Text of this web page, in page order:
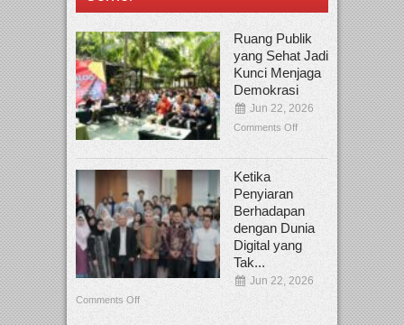
Ruang Publik
yang Sehat Jadi
Kunci Menjaga
Demokrasi
Jun 22, 2026
Comments Off
Ketika
Penyiaran
Berhadapan
dengan Dunia
Digital yang
Tak...
Jun 22, 2026
Comments Off